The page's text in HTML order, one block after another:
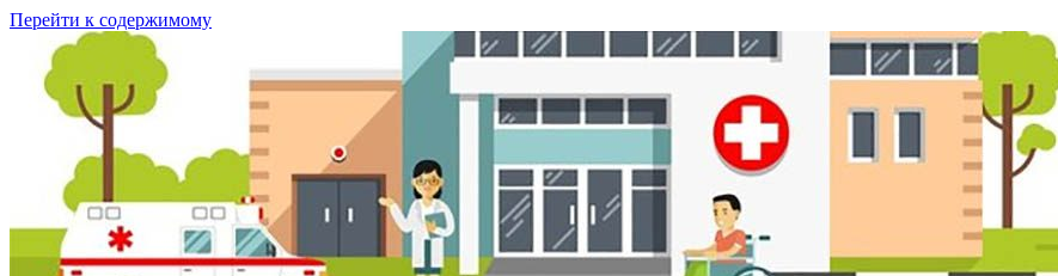
Перейти к содержимому